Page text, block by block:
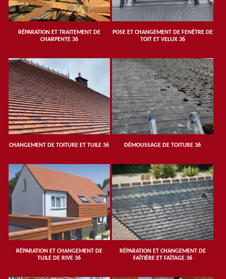
RÉPARATION ET TRAITEMENT DE
CHARPENTE 36
POSE ET CHANGEMENT DE FENÊTRE DE
TOIT ET VELUX 36
CHANGEMENT DE TOITURE ET TUILE 36 DÉMOUSSAGE DE TOITURE 36
RÉPARATION ET CHANGEMENT DE
TUILE DE RIVE 36
RÉPARATION ET CHANGEMENT DE
FAÎTIÈRE ET FAÎTAGE 36